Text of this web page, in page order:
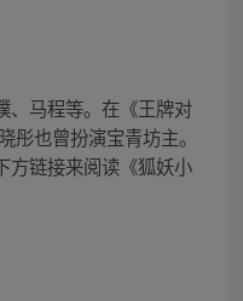
、马程等。在《王牌对
彤也曾扮演宝青坊主。
方链接来阅读《狐妖小